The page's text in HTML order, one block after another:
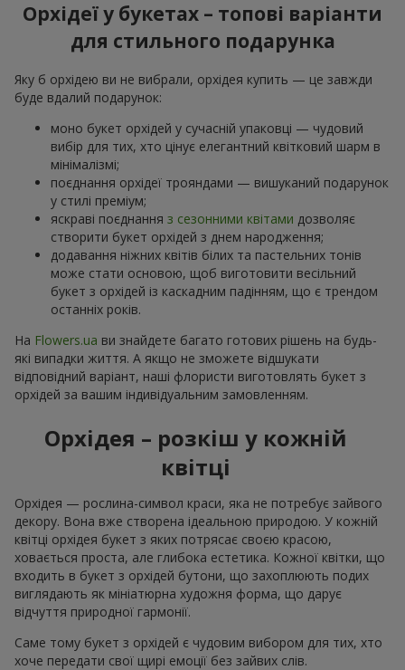
Орхідеї у букетах – топові варіанти
для стильного подарунка
Яку б орхідею ви не вибрали, орхідея купить — це завжди
буде вдалий подарунок:
моно букет орхідей у сучасній упаковці — чудовий
вибір для тих, хто цінує елегантний квітковий шарм в
мінімалізмі;
поєднання орхідеї трояндами — вишуканий подарунок
у стилі преміум;
яскраві поєднання з сезонними квітами дозволяє
створити букет орхідей з днем народження;
додавання ніжних квітів білих та пастельних тонів
може стати основою, щоб виготовити весільний
букет з орхідей із каскадним падінням, що є трендом
останніх років.
На Flowers.ua ви знайдете багато готових рішень на будь-
які випадки життя. А якщо не зможете відшукати
відповідний варіант, наші флористи виготовлять букет з
орхідей за вашим індивідуальним замовленням.
Орхідея – розкіш у кожній
квітці
Орхідея — рослина-символ краси, яка не потребує зайвого
декору. Вона вже створена ідеальною природою. У кожній
квітці орхідея букет з яких потрясає своєю красою,
ховається проста, але глибока естетика. Кожної квітки, що
входить в букет з орхідей бутони, що захоплюють подих
виглядають як мініатюрна художня форма, що дарує
відчуття природної гармонії.
Саме тому букет з орхідей є чудовим вибором для тих, хто
хоче передати свої щирі емоції без зайвих слів.